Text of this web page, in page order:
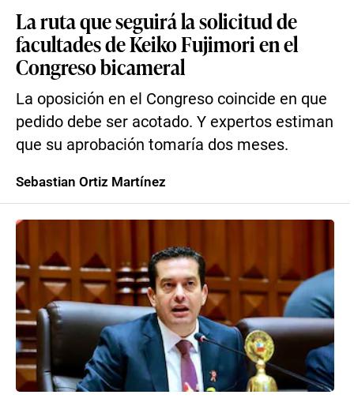
La ruta que seguirá la solicitud de
facultades de Keiko Fujimori en el
Congreso bicameral
La oposición en el Congreso coincide en que
pedido debe ser acotado. Y expertos estiman
que su aprobación tomaría dos meses.
Sebastian Ortiz Martínez